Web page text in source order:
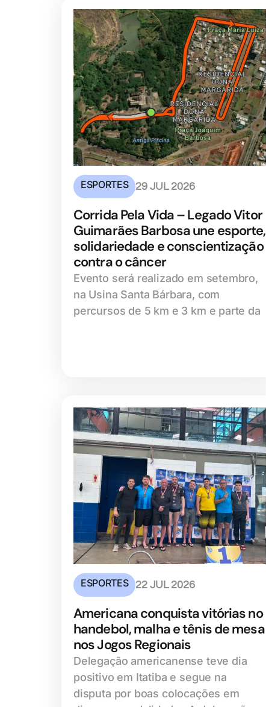
ESPORTES 29 JUL 2026
Corrida Pela Vida – Legado Vitor
Guimarães Barbosa une esporte,
solidariedade e conscientização
contra o câncer
Evento será realizado em setembro,
na Usina Santa Bárbara, com
percursos de 5 km e 3 km e parte da
ESPORTES 22 JUL 2026
Americana conquista vitórias no
handebol, malha e tênis de mesa
nos Jogos Regionais
Delegação americanense teve dia
positivo em Itatiba e segue na
disputa por boas colocações em